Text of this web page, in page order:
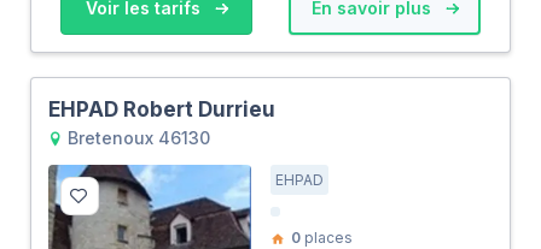
Voir les tarifs En savoir plus
EHPAD Robert Durrieu
Bretenoux 46130
EHPAD
0 places